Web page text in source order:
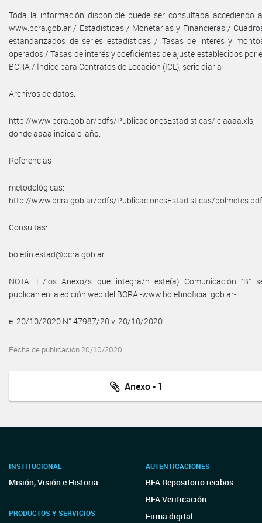
Toda la información disponible puede ser consultada accediendo
www.bcra.gob.ar / Estadísticas / Monetarias y Financieras /
estandarizados de series estadísticas / Tasas de interés y
operados / Tasas de interés y coeficientes de ajuste establecidos por
BCRA / Índice para Contratos de Locación (ICL), serie diaria
Archivos de datos:
http://www.bcra.gob.ar/pdfs/PublicacionesEstadisticas/iclaaaa.xls,
donde aaaa indica el año.
Referencias
metodológicas:
http://www.bcra.gob.ar/pdfs/PublicacionesEstadisticas/
Consultas:
boletin.estad@bcra.gob.ar
NOTA: El/los Anexo/s que integra/n este(a) Comunicación “B”
publican en la edición web del BORA -www.boletinoficial.gob.ar-
e. 20/10/2020 N° 47987/20 v. 20/10/2020
Fecha de publicación 20/10/2020
Anexo - 1
INSTITUCIONAL
Misión, Visión e Historia
PRODUCTOS Y SERVICIOS
AUTENTICACIONES
BFA Repositorio recibos
BFA Verificación
Firma digital